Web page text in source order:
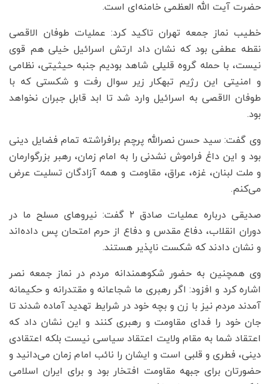
حضرت آیت الله العظمی خامنه‌ای است.
خطیب نماز جمعه تهران تاکید کرد: عملیات طوفان الاقصی
نقطه عطفی بود که نشان داد ارتش اسرائیل خیلی هم قوی
نیست، با حمله گروه قلیلی شاهد بودیم جنبه حیثیتی، نظامی
و امنیتی این رژیم تبهکار زیر سوال رفت و شکستی که با
طوفان الاقصی به اسرائیل وارد شد تا ابد قابل جبران نخواهد
بود.
وی گفت: سید حسن نصرالله پرچم برافراشته تمام فضایل دینی
بود و این داغ فراموش نشدنی را به امام زمان، رهبر بزرگوارمان
و ملت لبنان، غزه، عراق، مقاومت و همه آزادگان تسلیت عرض
می‌کنم.
صدیقی درباره عملیات صادق ۲ گفت: نیروهای مسلح ما در
دوران انقلاب، دفاع مقدس و دفاع از حرم امتحان پس داده‌اند
و نشان دادند که شکست ناپذیر هستند.
وی همچنین به حضور شکوهمندانه مردم در نماز جمعه نصر
اشاره کرد و افزود: اگر رهبری ما شجاعانه و مقتدرانه و حکیمانه
آمدند مردم نیز با زن و بچه خود در شرایط تهدید آماده شدند تا
جان خود را فدای مقاومت و رهبری کنند و این نشان داد که
اعتقاد شما به مقام ولایت اعتقاد سیاسی نیست بلکه اعتقادی
دینی، فطری و قلبی است و ایشان را نائب امام زمان می‌دانید و
حضورتان برای جبهه مقاومت افتخار بود و برای ایران اسلامی